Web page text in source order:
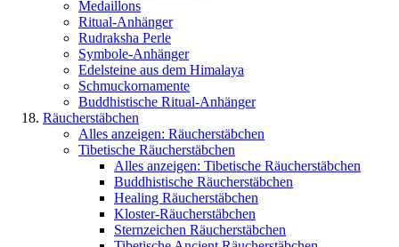
Medaillons
Ritual-Anhänger
Rudraksha Perle
Symbole-Anhänger
Edelsteine aus dem Himalaya
Schmuckornamente
Buddhistische Ritual-Anhänger
Räucherstäbchen
Alles anzeigen: Räucherstäbchen
Tibetische Räucherstäbchen
Alles anzeigen: Tibetische Räucherstäbchen
Buddhistische Räucherstäbchen
Healing Räucherstäbchen
Kloster-Räucherstäbchen
Sternzeichen Räucherstäbchen